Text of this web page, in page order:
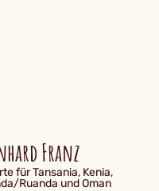
Franz
für Tansania, Kenia,
Ruanda und Oman